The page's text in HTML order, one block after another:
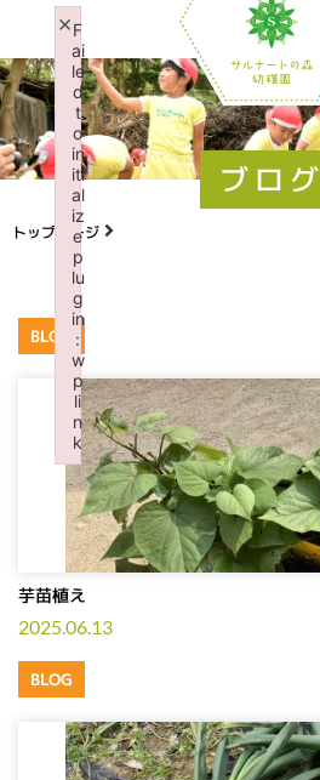
ブログ
トップページ
BLOG
芋苗植え
2025.06.13
BLOG
F
ai
le
d
t
o
in
iti
al
iz
e
p
lu
g
in
:
w
p
li
n
k
×
Failed to initialize plugin: wplink